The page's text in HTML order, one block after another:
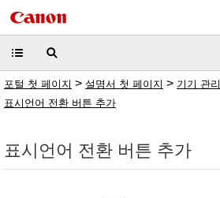
포털 첫 페이지 > 설명서 첫 페이지 > 기기 관리
표시언어 전환 버튼 추가
표시언어 전환 버튼 추가